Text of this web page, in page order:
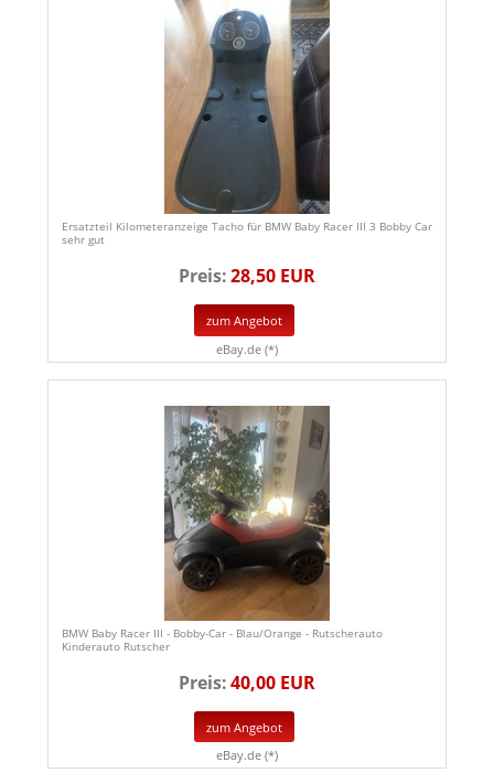
Ersatzteil Kilometeranzeige Tacho für BMW Baby Racer III 3 Bobby Car
sehr gut
Preis:28,50 EUR
zum Angebot
eBay.de (*)
BMW Baby Racer III - Bobby-Car - Blau/Orange - Rutscherauto
Kinderauto Rutscher
Preis:40,00 EUR
zum Angebot
eBay.de (*)